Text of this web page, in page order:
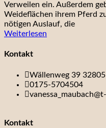
Verweilen ein. Außerdem
Weideflächen ihrem Pferd
nötigen Auslauf, die
Weiterlesen
Kontakt
Wällenweg 39
0175-5704504
Kontakt